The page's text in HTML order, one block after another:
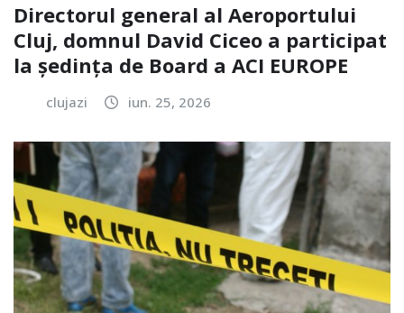
Directorul general al Aeroportului
Cluj, domnul David Ciceo a participat
la ședința de Board a ACI EUROPE
clujazi iun. 25, 2026